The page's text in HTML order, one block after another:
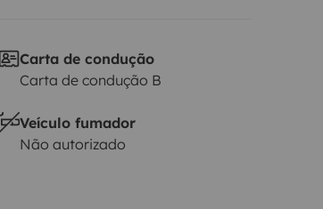
Carta de condução
Carta de condução B
Veículo fumador
Não autorizado